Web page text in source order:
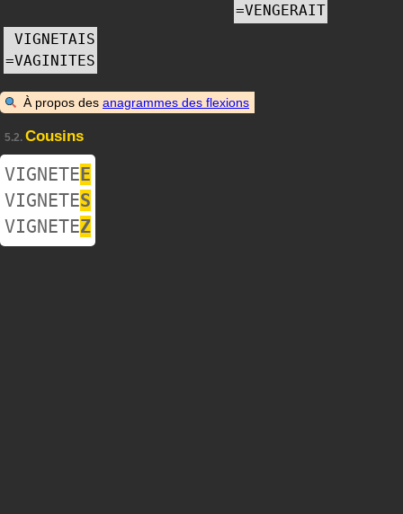
=VENGERAIT
VIGNETAIS
=VAGINITES
À propos des anagrammes des flexions
5.2. Cousins
VIGNETEE
VIGNETES
VIGNETEZ